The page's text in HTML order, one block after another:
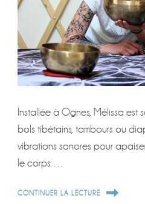
Installée à Ognes, Mélissa est
bols tibétains, tambours ou
vibrations sonores pour
le corps. …
CONTINUER LA LECTURE